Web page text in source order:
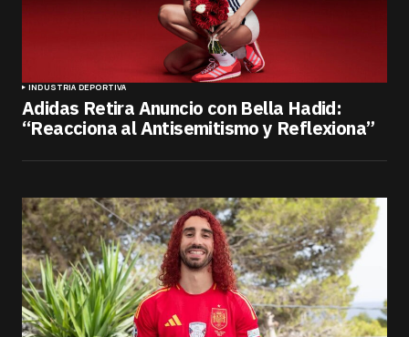
INDUSTRIA DEPORTIVA
Adidas Retira Anuncio con Bella Hadid:
“Reacciona al Antisemitismo y Reflexiona”